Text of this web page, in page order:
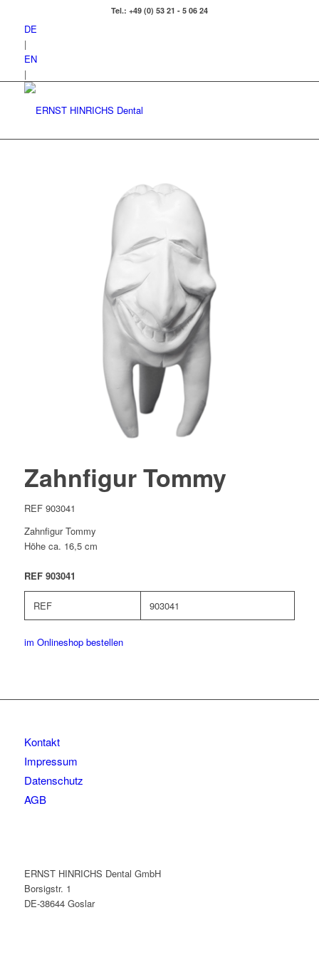
Tel.: +49 (0) 53 21 - 5 06 24
DE
|
EN
|
Zahnfigur Tommy
REF 903041
Zahnfigur Tommy
Höhe ca. 16,5 cm
REF 903041
REF 903041
im Onlineshop bestellen
Kontakt
Impressum
Datenschutz
AGB
ERNST HINRICHS Dental GmbH
Borsigstr. 1
DE-38644 Goslar